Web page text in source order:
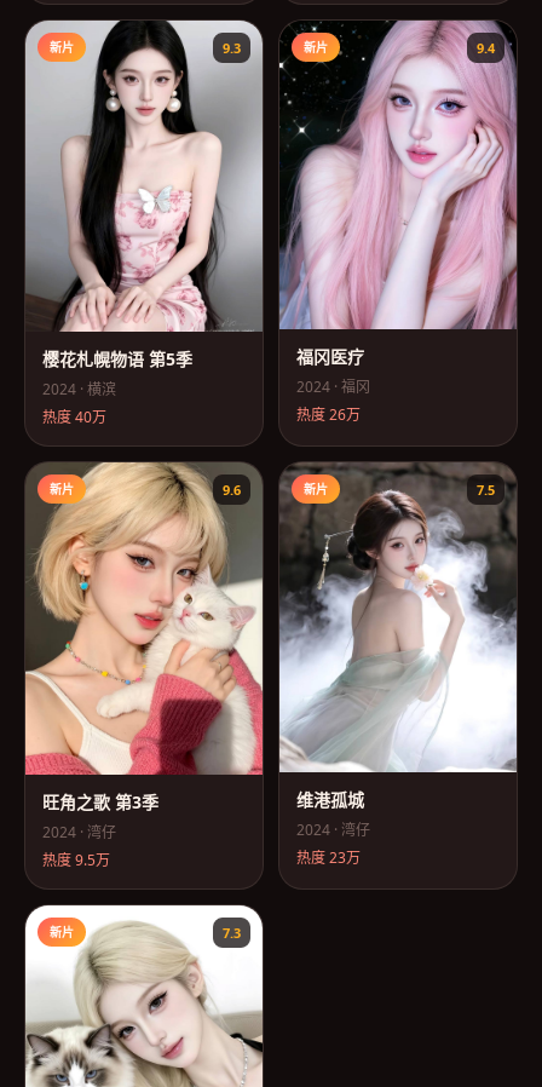
新片 9.3
樱花札幌物语 第5季
2024 · 横滨
热度40万
新片 9.4
福冈医疗
2024 · 福冈
热度26万
新片 9.6
旺角之歌 第3季
2024 · 湾仔
热度9.5万
新片 7.5
维港孤城
2024 · 湾仔
热度23万
新片 7.3